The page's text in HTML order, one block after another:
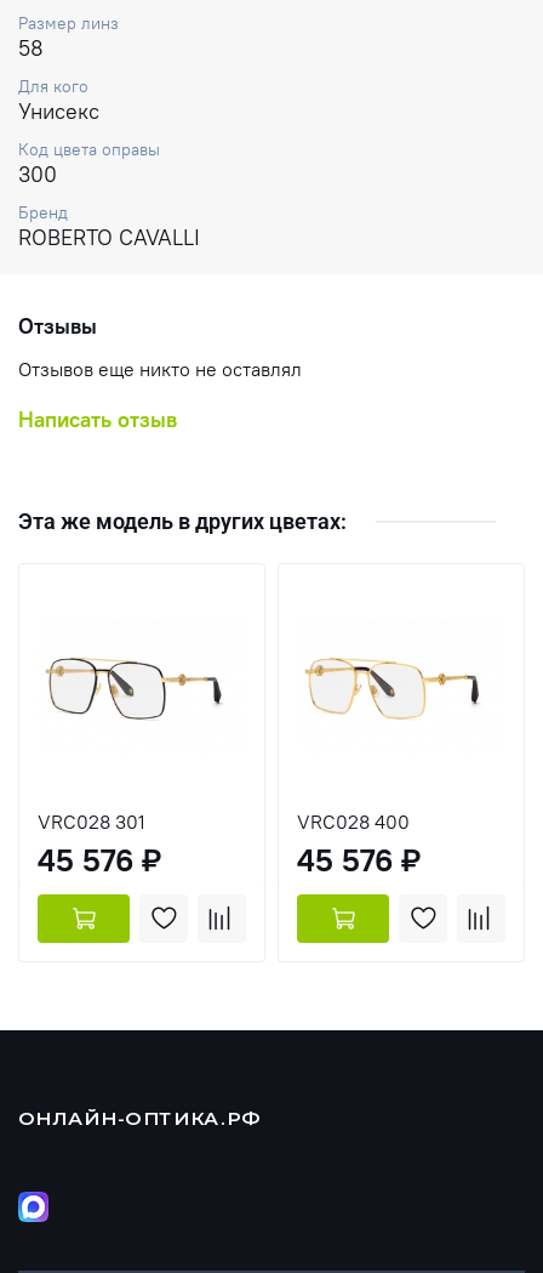
Размер линз
58
Для кого
Унисекс
Код цвета оправы
300
Бренд
ROBERTO CAVALLI
Отзывы
Отзывов еще никто не оставлял
Написать отзыв
Эта же модель в других цветах:
VRC028 301
45 576 ₽
VRC028 400
45 576 ₽
ОНЛАЙН-ОПТИКА.РФ